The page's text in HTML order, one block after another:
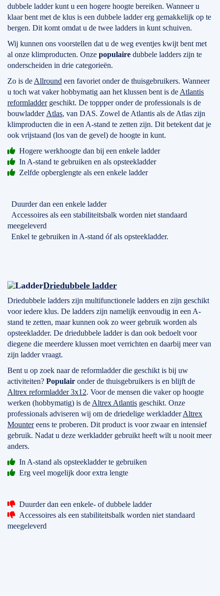
dubbele ladder kunt u een hogere hoogte bereiken. Wanneer u
klaar bent met de klus is een dubbele ladder erg gemakkelijk op te
bergen. Dit komt omdat u de twee ladders in kunt schuiven.
Wij kunnen ons voorstellen dat u de weg eventjes kwijt bent met
al onze klimproducten. Onze populaire dubbele ladders zijn te
onderscheiden in drie categorieën.
Zo is de Allround een favoriet onder de thuisgebruikers. Wanneer
u toch wat vaker hobbymatig aan het klussen bent is de Atlantis
reformladdergeschikt. De toppper onder de professionals is de
bouwladder Atlas, van DAS. Zowel de Atlantis als de Atlas zijn
klimproducten die in een A-stand te zetten zijn. Dit betekent dat je
ook vrijstaand (los van de gevel) de hoogte in kunt.
Hogere werkhoogte dan bij een enkele ladder
In A-stand te gebruiken en als opsteekladder
Zelfde opberglengte als een enkele ladder
Duurder dan een enkele ladder
Accessoires als een stabiliteitsbalk worden niet standaard
meegeleverd
Enkel te gebruiken in A-stand óf als opsteekladder.
Driedubbele ladder
Driedubbele ladders zijn multifunctionele ladders en zijn geschikt
voor iedere klus. De ladders zijn namelijk eenvoudig in een A-
stand te zetten, maar kunnen ook zo weer gebruik worden als
opsteekladder. De driedubbele ladder is dan ook bedoelt voor
diegene die meerdere klussen moet verrichten en daarbij meer van
zijn ladder vraagt.
Bent u op zoek naar de reformladder die geschikt is bij uw
activiteiten? Populair onder de thuisgebruikers is en blijft de
Altrex reformladder 3x12. Voor de mensen die vaker op hoogte
werken (hobbymatig) is de Altrex Atlantis geschikt. Onze
professionals adviseren wij om de driedelige werkladderAltrex
Mountereens te proberen. Dit product is voor zwaar en intensief
gebruik. Nadat u deze werkladder gebruikt heeft wilt u nooit meer
anders.
In A-stand als opsteekladder te gebruiken
Erg veel mogelijk door extra lengte
Duurder dan een enkele- of dubbele ladder
Accessoires als een stabiliteitsbalk worden niet standaard
meegeleverd